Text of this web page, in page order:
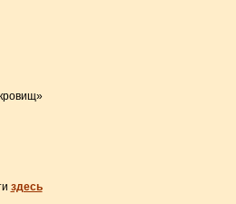
здесь